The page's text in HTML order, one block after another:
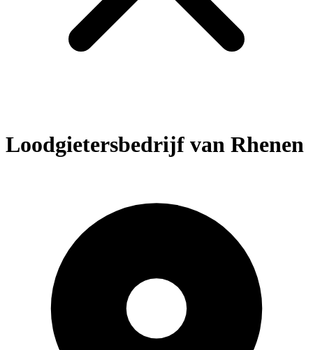
Loodgietersbedrijf van Rhenen